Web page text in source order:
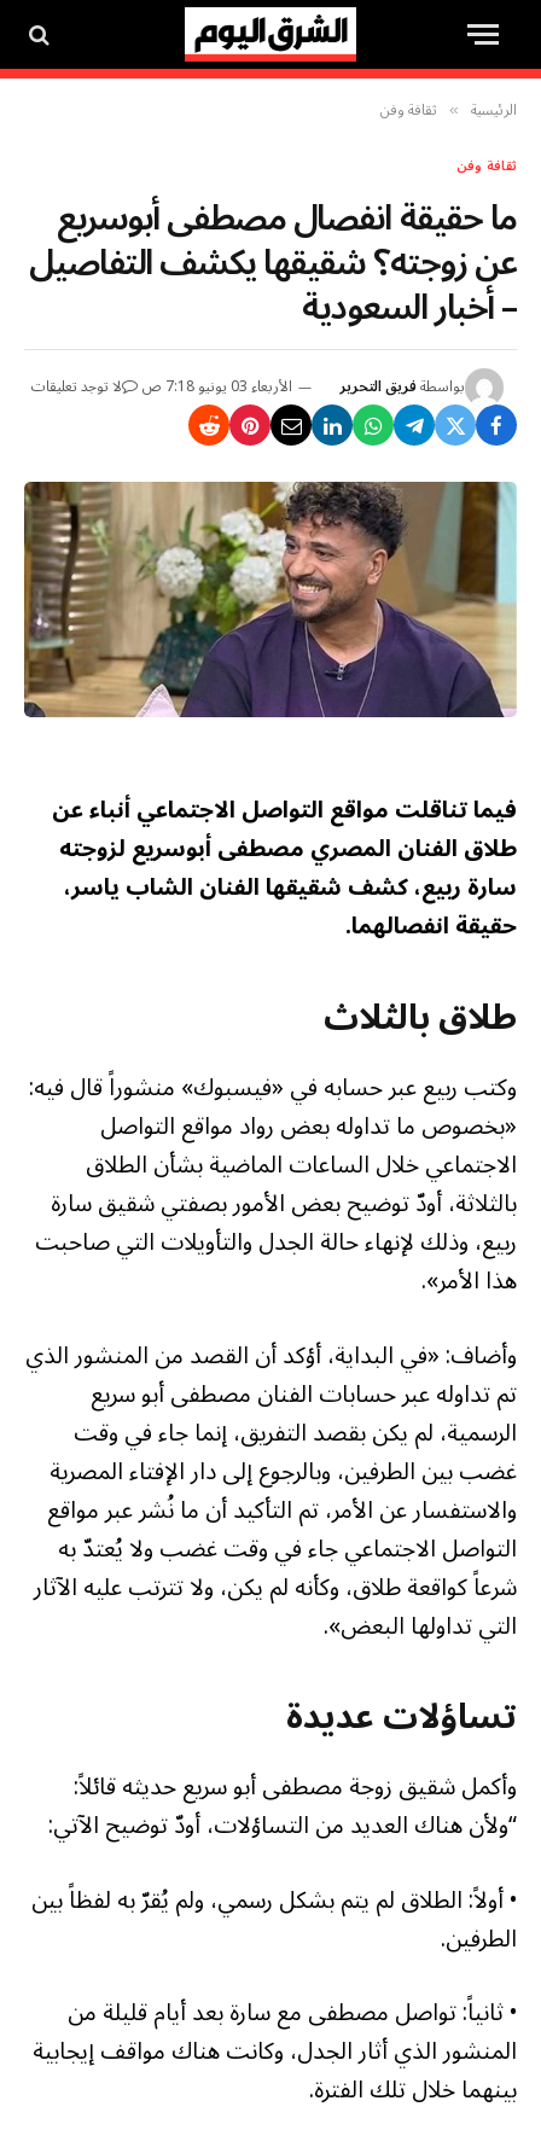
الرئيسية » ثقافة وفن
ثقافة وفن
ما حقيقة انفصال مصطفى أبوسريع
عن زوجته؟ شقيقها يكشف التفاصيل
– أخبار السعودية
بواسطةفريق التحرير الأربعاء 03 يونيو 7:18 ص لا توجد تعليقات
فيما تناقلت مواقع التواصل الاجتماعي أنباء عن
طلاق الفنان المصري مصطفى أبوسريع لزوجته
سارة ربيع، كشف شقيقها الفنان الشاب ياسر،
حقيقة انفصالهما.
طلاق بالثلاث
وكتب ربيع عبر حسابه في «فيسبوك» منشوراً قال فيه:
«بخصوص ما تداوله بعض رواد مواقع التواصل
الاجتماعي خلال الساعات الماضية بشأن الطلاق
بالثلاثة، أودّ توضيح بعض الأمور بصفتي شقيق سارة
ربيع، وذلك لإنهاء حالة الجدل والتأويلات التي صاحبت
هذا الأمر».
وأضاف: «في البداية، أؤكد أن القصد من المنشور الذي
تم تداوله عبر حسابات الفنان مصطفى أبو سريع
الرسمية، لم يكن بقصد التفريق، إنما جاء في وقت
غضب بين الطرفين، وبالرجوع إلى دار الإفتاء المصرية
والاستفسار عن الأمر، تم التأكيد أن ما نُشر عبر مواقع
التواصل الاجتماعي جاء في وقت غضب ولا يُعتدّ به
شرعاً كواقعة طلاق، وكأنه لم يكن، ولا تترتب عليه الآثار
التي تداولها البعض».
تساؤلات عديدة
وأكمل شقيق زوجة مصطفى أبو سريع حديثه قائلاً:
“ولأن هناك العديد من التساؤلات، أودّ توضيح الآتي:
• أولاً: الطلاق لم يتم بشكل رسمي، ولم يُقرّ به لفظاً بين
الطرفين.
• ثانياً: تواصل مصطفى مع سارة بعد أيام قليلة من
المنشور الذي أثار الجدل، وكانت هناك مواقف إيجابية
بينهما خلال تلك الفترة.